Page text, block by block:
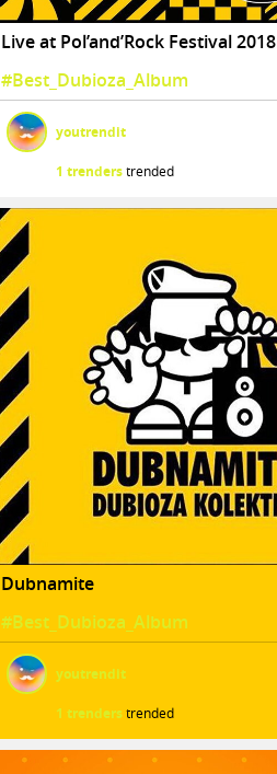
Live at Pol’and’Rock Festival 2018
#Best_Dubioza_Album
youtrendit
1 trenderstrended
Dubnamite
#Best_Dubioza_Album
youtrendit
1 trenders trended